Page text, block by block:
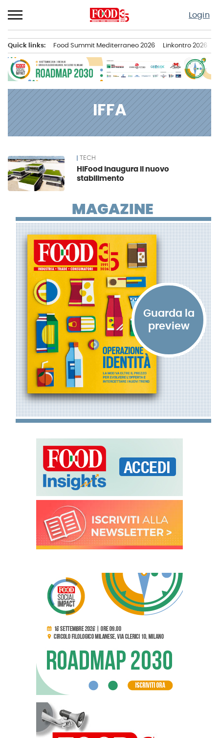
al
contenuto
Login
principale
Quick links: Food Summit Mediterraneo 2026 Linkontro 2026
IFFA
News TECH
HiFood inaugura il nuovo
stabilimento
MAGAZINE